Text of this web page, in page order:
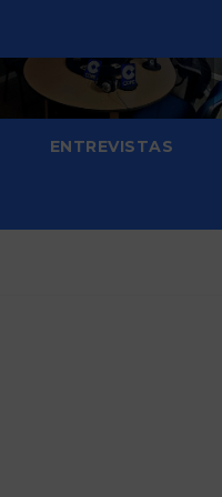
ENTREVISTAS